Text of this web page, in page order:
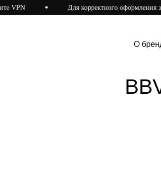
VPN Для корректного оформления
О бренде
О